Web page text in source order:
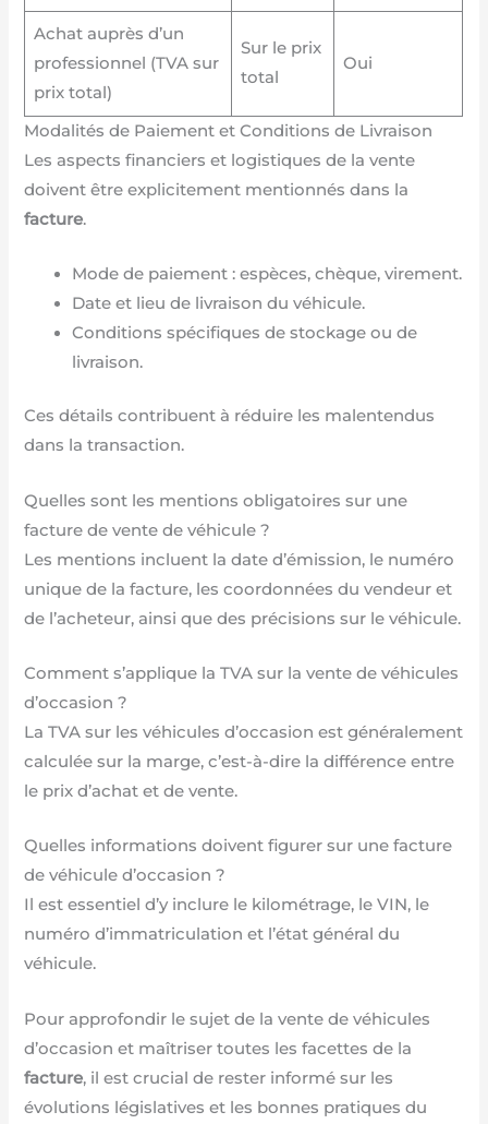
Achat auprès d’un
professionnel (TVA sur
prix total)
Sur le prix
total
Oui
Modalités de Paiement et Conditions de Livraison
Les aspects financiers et logistiques de la vente
doivent être explicitement mentionnés dans la
facture.
Mode de paiement : espèces, chèque, virement.
Date et lieu de livraison du véhicule.
Conditions spécifiques de stockage ou de
livraison.
Ces détails contribuent à réduire les malentendus
dans la transaction.
Quelles sont les mentions obligatoires sur une
facture de vente de véhicule ?
Les mentions incluent la date d’émission, le numéro
unique de la facture, les coordonnées du vendeur et
de l’acheteur, ainsi que des précisions sur le véhicule.
Comment s’applique la TVA sur la vente de véhicules
d’occasion ?
La TVA sur les véhicules d’occasion est généralement
calculée sur la marge, c’est-à-dire la différence entre
le prix d’achat et de vente.
Quelles informations doivent figurer sur une facture
de véhicule d’occasion ?
Il est essentiel d’y inclure le kilométrage, le VIN, le
numéro d’immatriculation et l’état général du
véhicule.
Pour approfondir le sujet de la vente de véhicules
d’occasion et maîtriser toutes les facettes de la
facture, il est crucial de rester informé sur les
évolutions législatives et les bonnes pratiques du